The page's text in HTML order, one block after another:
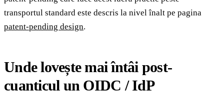
transportul standard este descris la nivel înalt pe pagina
patent-pending design.
Unde lovește mai întâi post-
cuanticul un OIDC / IdP